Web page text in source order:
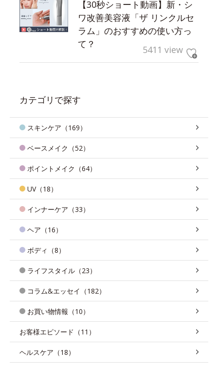
【30秒ショート動画】新・シ
ワ改善美容液「ザ リンクルセ
ラム」のおすすめの使い方っ
て？
5411 view
カテゴリで探す
スキンケア（169）
ベースメイク（52）
ポイントメイク（64）
UV（18）
インナーケア（33）
ヘア（16）
ボディ（8）
ライフスタイル（23）
コラム&エッセイ（182）
お買い物情報（10）
お客様エピソード（11）
ヘルスケア（18）